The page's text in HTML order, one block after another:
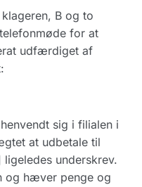
B og to
for at
udfærdiget af
sig i filialen i
at udbetale til
underskrev.
og hæver penge og